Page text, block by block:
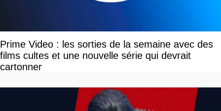
Prime Video : les sorties de la semaine avec des
films cultes et une nouvelle série qui devrait
cartonner